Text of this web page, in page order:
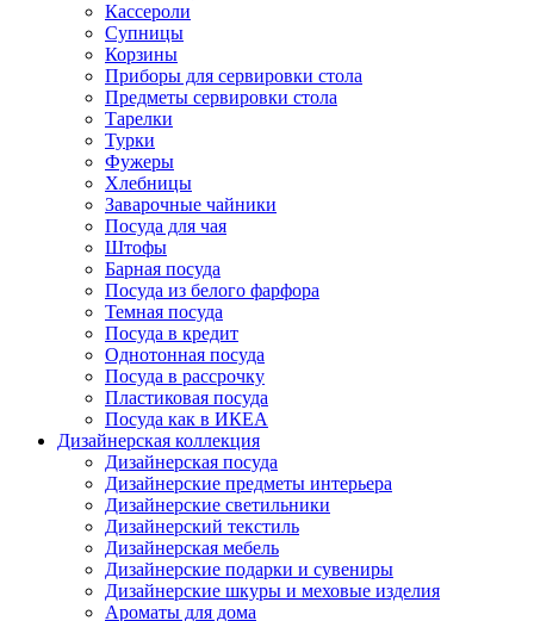
Кассероли
Супницы
Корзины
Приборы для сервировки стола
Предметы сервировки стола
Тарелки
Турки
Фужеры
Хлебницы
Заварочные чайники
Посуда для чая
Штофы
Барная посуда
Посуда из белого фарфора
Темная посуда
Посуда в кредит
Однотонная посуда
Посуда в рассрочку
Пластиковая посуда
Посуда как в ИКЕА
Дизайнерская коллекция
Дизайнерская посуда
Дизайнерские предметы интерьера
Дизайнерские светильники
Дизайнерский текстиль
Дизайнерская мебель
Дизайнерские подарки и сувениры
Дизайнерские шкуры и меховые изделия
Ароматы для дома